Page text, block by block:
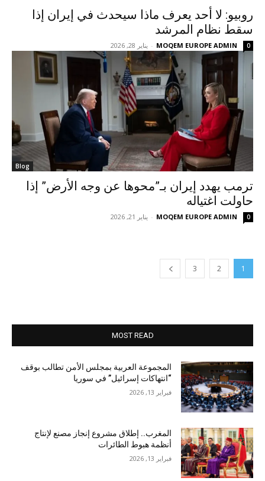
روبيو: لا أحد يعرف ماذا سيحدث في إيران إذا
سقط نظام المرشد
MOQEM EUROPE ADMIN
- يناير 28, 2026 0
Blog
ترمب يهدد إيران بـ”محوها عن وجه الأرض” إذا
حاولت اغتياله
MOQEM EUROPE ADMIN
- يناير 21, 2026 0
1
2
3
MOST READ
المجموعة العربية بمجلس الأمن تطالب بوقف
“انتهاكات إسرائيل” في سوريا
فبراير 13, 2026
المغرب.. إطلاق مشروع إنجاز مصنع لإنتاج
أنظمة هبوط الطائرات
فبراير 13, 2026